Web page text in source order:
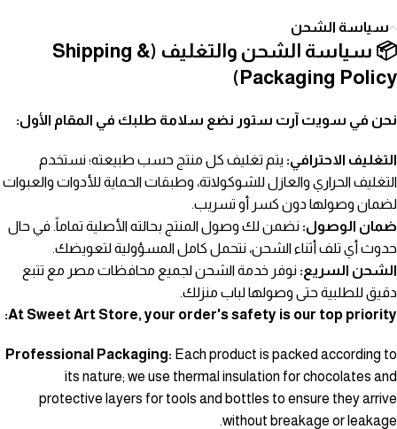
سياسة الشحن
📦 سياسة الشحن والتغليف (Shipping &
Packaging Policy)
نحن في سويت آرت ستور نضع سلامة طلبك في المقام الأول:
التغليف الاحترافي: يتم تغليف كل منتج حسب طبيعته؛ نستخدم
التغليف الحراري والعازل للشوكولاتة، وطبقات الحماية للأدوات والعبوات
لضمان وصولها دون كسر أو تسريب.
ضمان الوصول: نضمن لك وصول المنتج بحالته الأصلية تماماً. في حال
حدوث أي تلف أثناء الشحن، نتحمل كامل المسؤولية لتعويضك.
الشحن السريع: نوفر خدمة الشحن لجميع محافظات مصر مع تتبع
دقيق للطلبية حتى وصولها لباب منزلك.
At Sweet Art Store, your order's safety is our top priority:
Professional Packaging: Each product is packed according to
its nature; we use thermal insulation for chocolates and
protective layers for tools and bottles to ensure they arrive
without breakage or leakage.